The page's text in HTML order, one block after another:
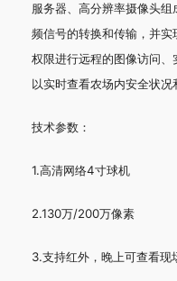
服务器、高分辨率摄像头
频信号的转换和传输，并
权限进行远程的图像访问
以实时查看农场内安全状况
技术参数：
1.高清网络4寸球机
2.130万/200万像素
3.支持红外，晚上可查看现